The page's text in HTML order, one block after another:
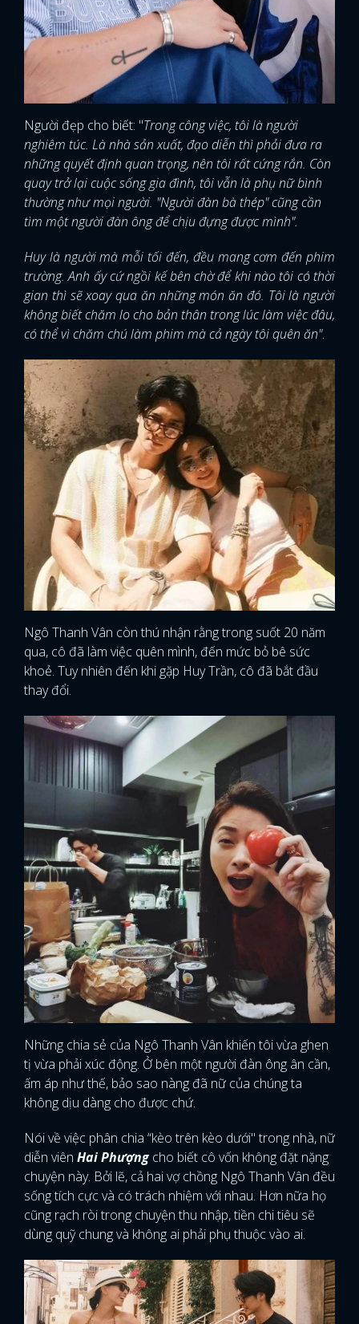
ĐĂNG NHẬP
Người đẹp cho biết: "Trong công việc, tôi là người
nghiêm túc. Là nhà sản xuất, đạo diễn thì phải đưa ra
những quyết định quan trọng, nên tôi rất cứng rắn. Còn
quay trở lại cuộc sống gia đình, tôi vẫn là phụ nữ bình
thường như mọi người. "Người đàn bà thép" cũng cần
tìm một người đàn ông để chịu đựng được mình".
Huy là người mà mỗi tối đến, đều mang cơm đến phim
trường. Anh ấy cứ ngồi kế bên chờ để khi nào tôi có thời
gian thì sẽ xoay qua ăn những món ăn đó. Tôi là người
không biết chăm lo cho bản thân trong lúc làm việc đâu,
có thể vì chăm chú làm phim mà cả ngày tôi quên ăn".
Ngô Thanh Vân còn thú nhận rằng trong suốt 20 năm
qua, cô đã làm việc quên mình, đến mức bỏ bê sức
khoẻ. Tuy nhiên đến khi gặp Huy Trần, cô đã bắt đầu
thay đổi.
Những chia sẻ của Ngô Thanh Vân khiến tôi vừa ghen
tị vừa phải xúc động. Ở bên một người đàn ông ân cần,
ấm áp như thế, bảo sao nàng đã nữ của chúng ta
không dịu dàng cho được chứ.
Nói về việc phân chia “kèo trên kèo dưới" trong nhà, nữ
diễn viên Hai Phượngcho biết cô vốn không đặt nặng
chuyện này. Bởi lẽ, cả hai vợ chồng Ngô Thanh Vân đều
sống tích cực và có trách nhiệm với nhau. Hơn nữa họ
cũng rạch ròi trong chuyện thu nhập, tiền chi tiêu sẽ
dùng quỹ chung và không ai phải phụ thuộc vào ai.